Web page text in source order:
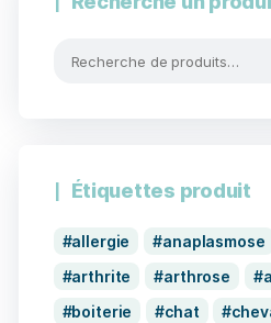
Étiquettes produit
allergie anaplasmose
arthrite
arthrose
boiterie
chat